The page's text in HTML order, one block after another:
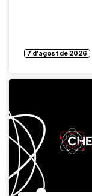
7 d'agost de 2026